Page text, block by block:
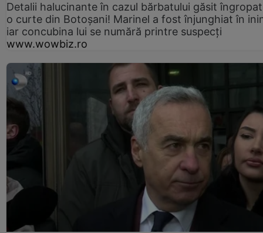
Detalii halucinante în cazul bărbatului găsit
o curte din Botoșani! Marinel a fost înjunghiat în
iar concubina lui se numără printre suspecți
www.wowbiz.ro